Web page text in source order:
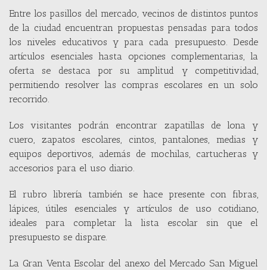
Entre los pasillos del mercado, vecinos de distintos puntos
de la ciudad encuentran propuestas pensadas para todos
los niveles educativos y para cada presupuesto. Desde
artículos esenciales hasta opciones complementarias, la
oferta se destaca por su amplitud y competitividad,
permitiendo resolver las compras escolares en un solo
recorrido.
Los visitantes podrán encontrar zapatillas de lona y
cuero, zapatos escolares, cintos, pantalones, medias y
equipos deportivos, además de mochilas, cartucheras y
accesorios para el uso diario.
El rubro librería también se hace presente con fibras,
lápices, útiles esenciales y artículos de uso cotidiano,
ideales para completar la lista escolar sin que el
presupuesto se dispare.
La Gran Venta Escolar del anexo del Mercado San Miguel